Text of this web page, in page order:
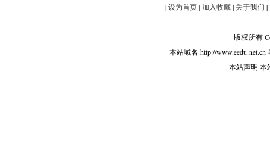
|设为首页|加入收藏| 关于我们 |
版权所有
本站域名 http://www.eedu.net.cn
本站声明 本